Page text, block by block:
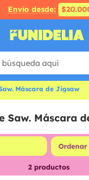
Envío desde:
Máscara de Jigsaw
Saw. Máscara
2 productos